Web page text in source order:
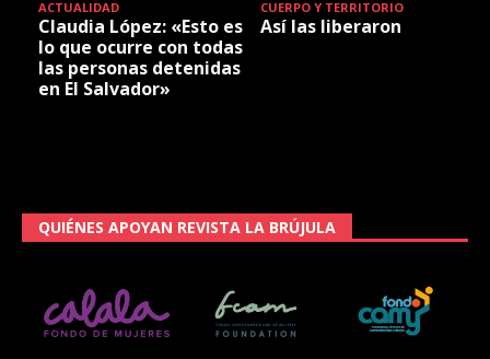
ACTUALIDAD
Claudia López: «Esto es
lo que ocurre con todas
las personas detenidas
en El Salvador»
CUERPO Y TERRITORIO
Así las liberaron
QUIÉNES APOYAN REVISTA LA BRÚJULA